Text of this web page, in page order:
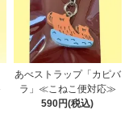
あべストラップ「カピバ
ラ」≪こねこ便対応≫
590円(税込)